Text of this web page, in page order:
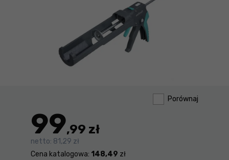
Porównaj
99,99 zł
netto: 81,29 zł
Cena katalogowa: 148,49 zł